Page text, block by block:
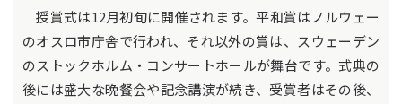
授賞式は12月初旬に開催されます。平和賞はノルウェー
のオスロ市庁舎で行われ、それ以外の賞は、スウェーデン
のストックホルム・コンサートホールが舞台です。式典の
後には盛大な晩餐会や記念講演が続き、受賞者はその後、